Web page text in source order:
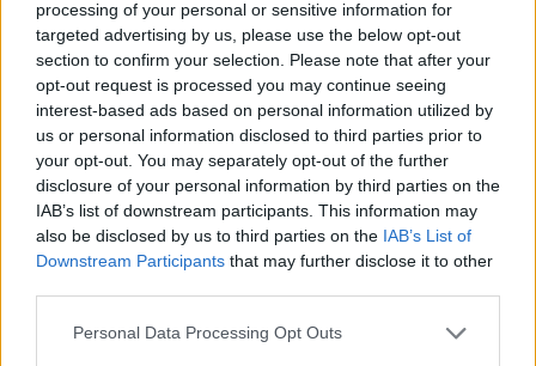
processing of your personal or sensitive information for
targeted advertising by us, please use the below opt-out
section to confirm your selection. Please note that after your
opt-out request is processed you may continue seeing
interest-based ads based on personal information utilized by
us or personal information disclosed to third parties prior to
your opt-out. You may separately opt-out of the further
disclosure of your personal information by third parties on the
IAB’s list of downstream participants. This information may
also be disclosed by us to third parties on the IAB’s List of
Downstream Participants that may further disclose it to other
Personal Data Processing Opt Outs
Daqui a uns meses, na hora de pedir a cruzinha no
boletim de voto, talvez os idosos ganhem, não só, um
nome como a promessa de uma excursãozita a um bonito
local algures no Litoral.
Natural de Gonçalo, Gabriela Marujo foi jornalista do
Jornal Terras da Beira entre 1995 e 2023. Neste
momento, é membro de uma associação que tem como
objectivo principal a promoção da cestaria. Cultura,
religião, sociologia e etnografia são as suas paixões.